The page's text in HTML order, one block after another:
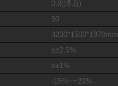
0.8(滞后)
50
3200*1500*1970mm
≤±2.5%
≤±1%
-15%~+20%